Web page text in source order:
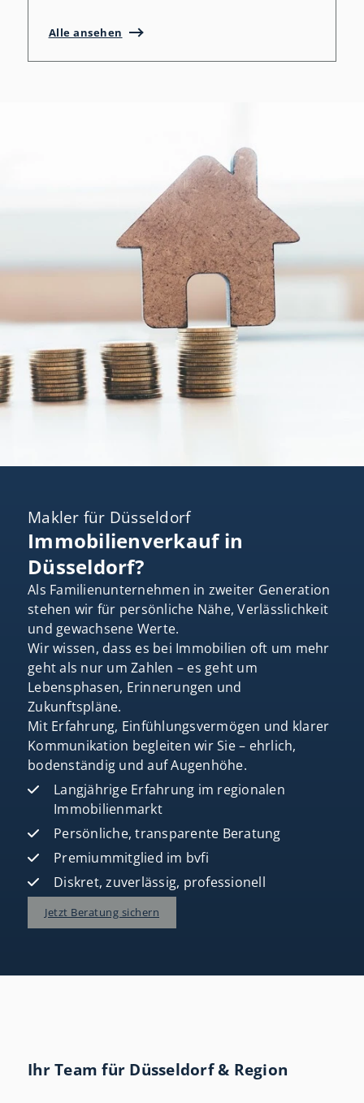
Alle ansehen
Makler für Düsseldorf
Immobilienverkauf in
Düsseldorf?
Als Familienunternehmen in zweiter Generation
stehen wir für persönliche Nähe, Verlässlichkeit
und gewachsene Werte.
Wir wissen, dass es bei Immobilien oft um mehr
geht als nur um Zahlen – es geht um
Lebensphasen, Erinnerungen und
Zukunftspläne.
Mit Erfahrung, Einfühlungsvermögen und klarer
Kommunikation begleiten wir Sie – ehrlich,
bodenständig und auf Augenhöhe.
Langjährige Erfahrung im regionalen
Immobilienmarkt
Persönliche, transparente Beratung
Premiummitglied im bvfi
Diskret, zuverlässig, professionell
Jetzt Beratung sichern
Jetzt kostenlos bewerten
Ihr Team für Düsseldorf & Region